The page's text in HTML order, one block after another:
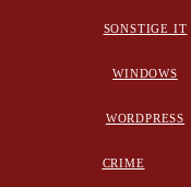
SONSTIGE IT
WINDOWS
WORDPRESS
CRIME